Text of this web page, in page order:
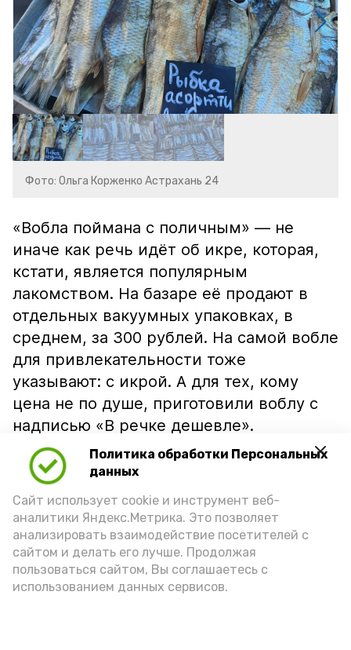
Политика обработки Персональных
данных
Сайт использует cookie и инструмент веб-
аналитики Яндекс.Метрика. Это позволяет
анализировать взаимодействие посетителей с
сайтом и делать его лучше. Продолжая
пользоваться сайтом, Вы соглашаетесь с
использованием данных сервисов.
Фото: Ольга Корженко Астрахань 24
«Вобла поймана с поличным» — не
иначе как речь идёт об икре, которая,
кстати, является популярным
лакомством. На базаре её продают в
отдельных вакуумных упаковках, в
среднем, за 300 рублей. На самой вобле
для привлекательности тоже
указывают: с икрой. А для тех, кому
цена не по душе, приготовили воблу с
надписью «В речке дешевле».